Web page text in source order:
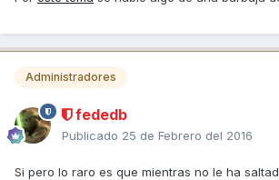
Administradores
fededb
Publicado 25 de Febrero del 2016
Si pero lo raro es que mientras no le ha